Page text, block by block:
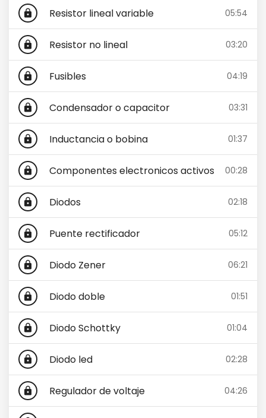
lock Resistor lineal variable 05:54
lock Resistor no lineal 03:20
lock Fusibles 04:19
lock Condensador o capacitor 03:31
lock Inductancia o bobina 01:37
lock Componentes electronicos activos 00:28
lock Diodos 02:18
lock Puente rectificador 05:12
lock Diodo Zener 06:21
lock Diodo doble 01:51
lock Diodo Schottky 01:04
lock Diodo led 02:28
lock Regulador de voltaje 04:26